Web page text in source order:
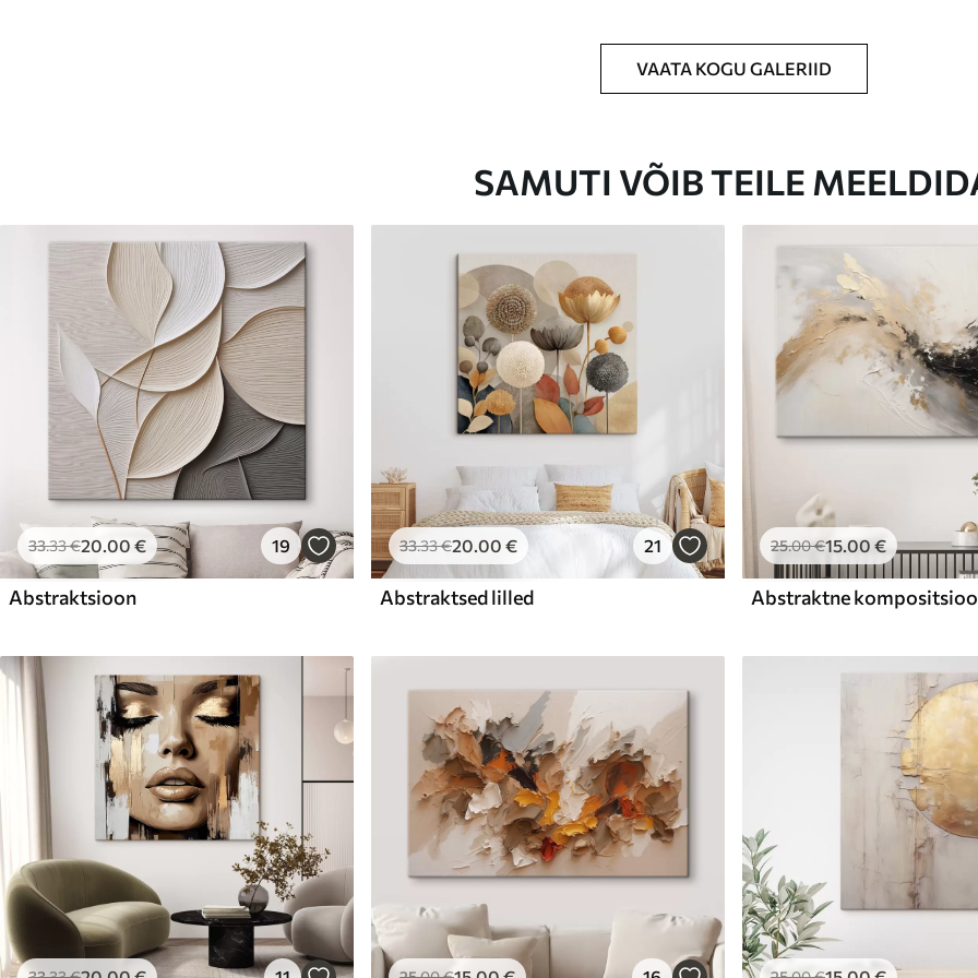
VAATA KOGU GALERIID
SAMUTI VÕIB TEILE
33.33€20.00 € 19
Abstraktsioon
33.33€20.00 € 21
Abstraktsed lilled
25.00€15.00 €